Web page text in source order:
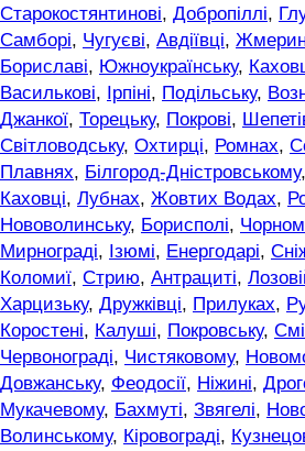
Старокостянтинові, Добропіллі,
Самборі, Чугуєві, Авдіївці,
Бориславі, Южноукраїнську,
Василькові, Ірпіні, Подільську,
Джанкої, Торецьку, Покрові,
Світловодську, Охтирці, Ромнах,
Плавнях, Білгород-Дністровському,
Каховці, Лубнах, Жовтих Водах,
Нововолинську, Борисполі,
Мирнограді, Ізюмі, Енергодарі,
Коломиї, Стрию, Антрациті,
Харцизьку, Дружківці, Прилуках,
Коростені, Калуші, Покровську,
Червонограді, Чистяковому,
Довжанську, Феодосії, Ніжині,
Мукачевому, Бахмуті, Звягелі,
Волинському, Кіровограді,